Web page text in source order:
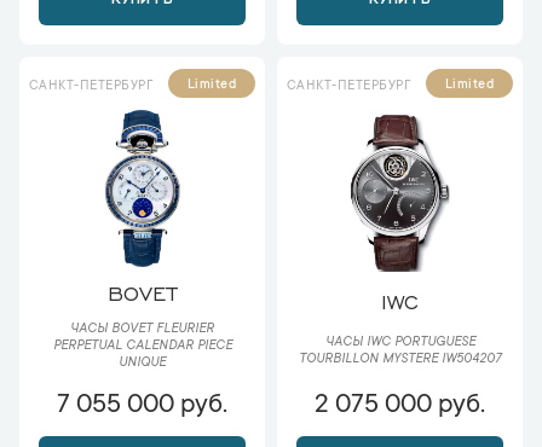
САНКТ-ПЕТЕРБУРГ Limited
BOVET
ЧАСЫ BOVET FLEURIER
PERPETUAL CALENDAR PIECE
UNIQUE
7 055 000 руб.
САНКТ-ПЕТЕРБУРГ Limited
IWC
ЧАСЫ IWC PORTUGUESE
TOURBILLON MYSTERE IW504207
2 075 000 руб.